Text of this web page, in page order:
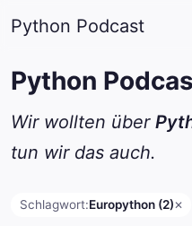
Python Podcast
Python
Wir wollten über
tun wir das auch.
Schlagwort:Europython (2)✕